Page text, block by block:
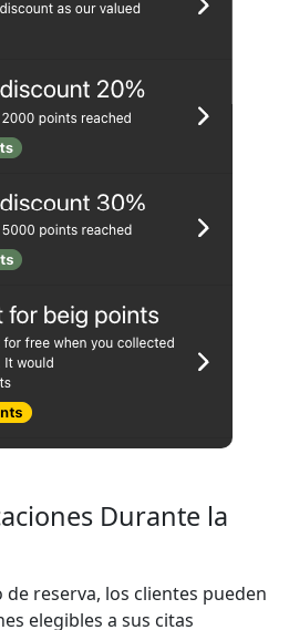
Durante la
reserva, los clientes pueden
elegibles a sus citas